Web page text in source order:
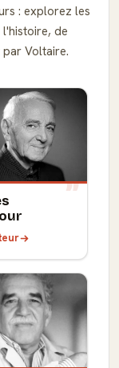
: explorez les
de
Voltaire.